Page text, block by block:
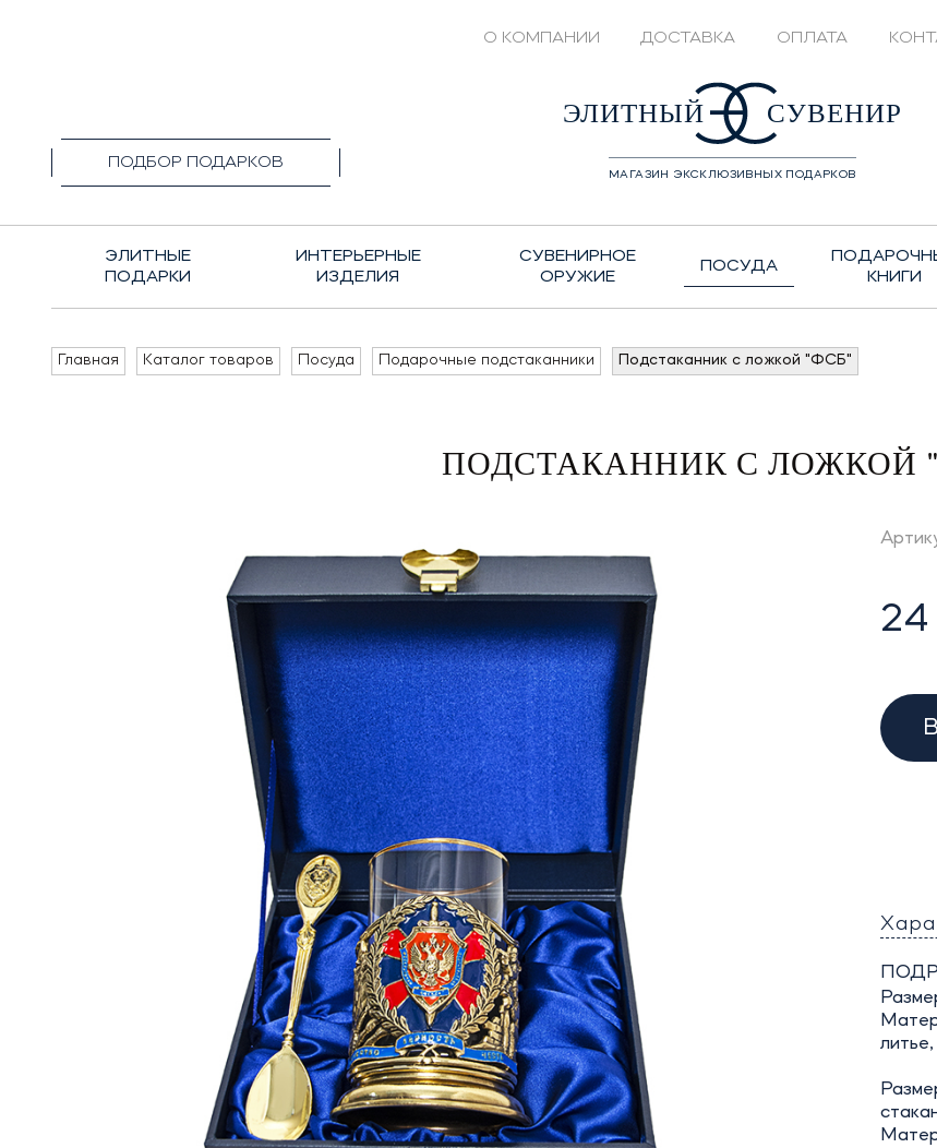
О КОМПАНИИ ДОСТАВКА ОПЛАТА
ПОДБОР ПОДАРКОВ
+7(495)1428208ЭЛИТНЫЙ СУВЕНИР
МАГАЗИН ЭКСКЛЮЗИВНЫХ ПОДАРКОВ
ЭЛИТНЫЕ
ПОДАРКИ
ИНТЕРЬЕРНЫЕ
ИЗДЕЛИЯ
СУВЕНИРНОЕ
ОРУЖИЕ
ПОСУДА
КНИГИ
Главная Каталог товаров Посуда Подарочные подстаканники Подстаканник с ложкой "ФСБ"
ПОДСТАКАННИК С ЛОЖКОЙ
24